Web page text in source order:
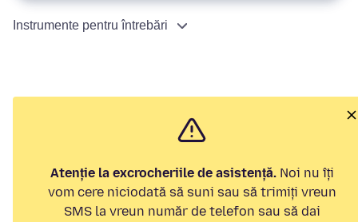
Instrumente pentru întrebări
Atenție la excrocheriile de asistență.Noi nu îți
vom cere niciodată să suni sau să trimiți vreun
SMS la vreun număr de telefon sau să dai